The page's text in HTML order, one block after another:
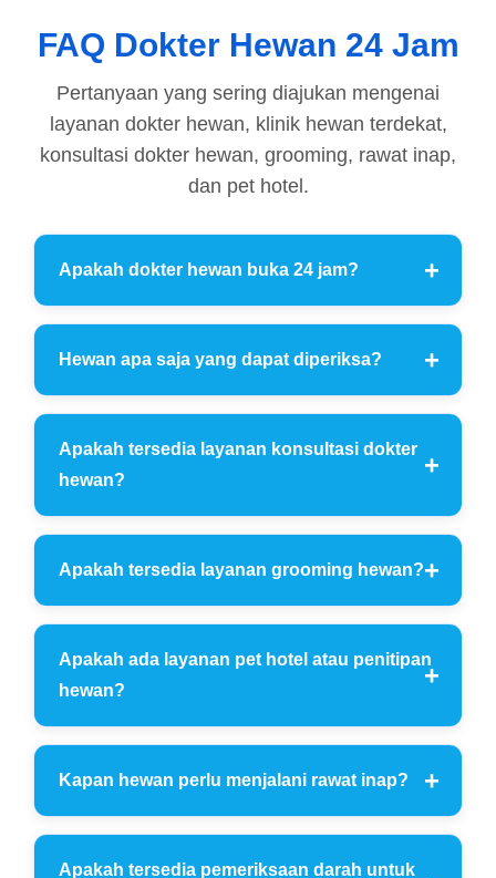
FAQ Dokter Hewan 24 Jam
Pertanyaan yang sering diajukan mengenai
layanan dokter hewan, klinik hewan terdekat,
konsultasi dokter hewan, grooming, rawat inap,
dan pet hotel.
Apakah dokter hewan buka 24 jam?
Hewan apa saja yang dapat diperiksa?
Apakah tersedia layanan konsultasi dokter
hewan?
Apakah tersedia layanan grooming hewan?
Apakah ada layanan pet hotel atau penitipan
hewan?
Kapan hewan perlu menjalani rawat inap?
Apakah tersedia pemeriksaan darah untuk